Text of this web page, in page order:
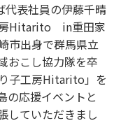
表社員の伊藤千晴
房Hitarito in重田家
市出身で群馬県立
おこし協力隊を卒
子工房Hitarito」を
の応援イベントと
していただきまし